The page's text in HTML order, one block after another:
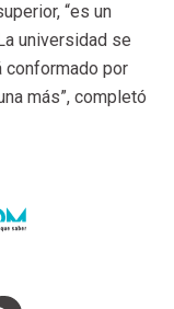
“es un
universidad se
conformado por
más”, completó